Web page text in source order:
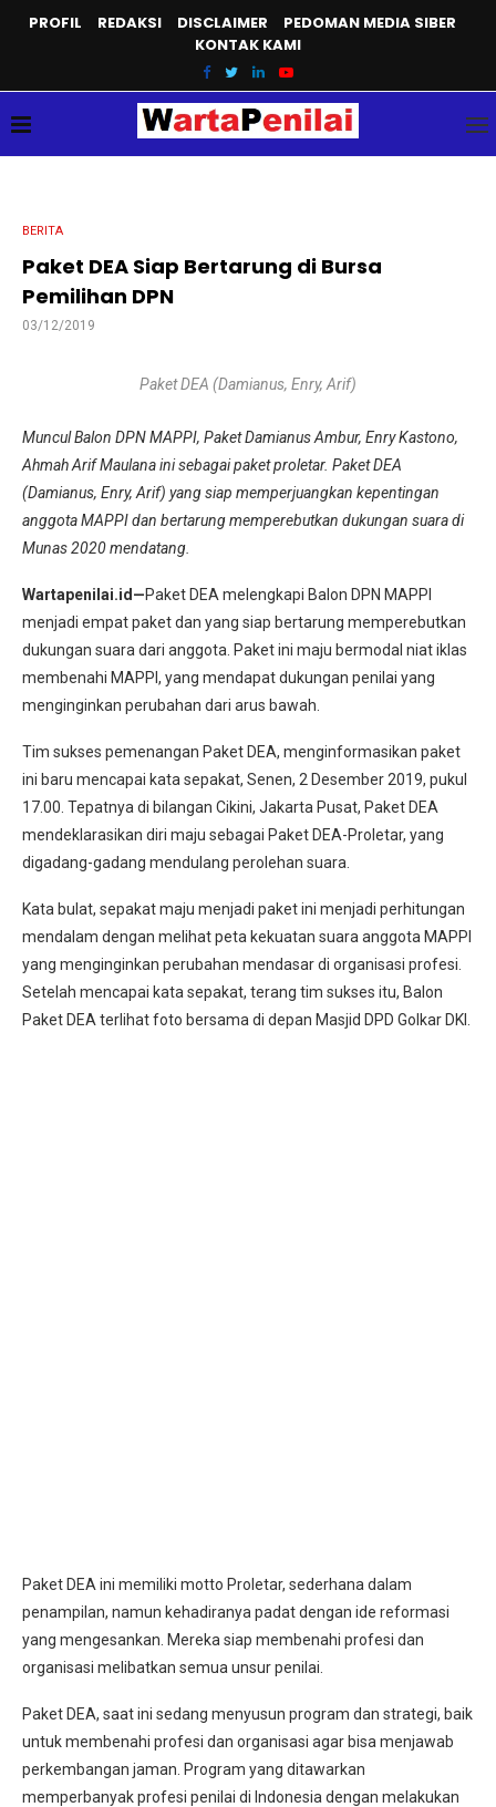
PROFIL REDAKSI DISCLAIMER
PEDOMAN MEDIA SIBER
KONTAK KAMI
BERITA
Paket DEA Siap Bertarung di Bursa
Pemilihan DPN
03/12/2019
Paket DEA (Damianus, Enry, Arif)
Muncul Balon DPN MAPPI, Paket Damianus Ambur, Enry Kastono,
Ahmah Arif Maulana ini sebagai paket proletar. Paket DEA
(Damianus, Enry, Arif) yang siap memperjuangkan kepentingan
anggota MAPPI dan bertarung memperebutkan dukungan suara di
Munas 2020 mendatang.
Wartapenilai.id—Paket DEA melengkapi Balon DPN MAPPI
menjadi empat paket dan yang siap bertarung memperebutkan
dukungan suara dari anggota. Paket ini maju bermodal niat iklas
membenahi MAPPI, yang mendapat dukungan penilai yang
menginginkan perubahan dari arus bawah.
Tim sukses pemenangan Paket DEA, menginformasikan paket
ini baru mencapai kata sepakat, Senen, 2 Desember 2019, pukul
17.00. Tepatnya di bilangan Cikini, Jakarta Pusat, Paket DEA
mendeklarasikan diri maju sebagai Paket DEA-Proletar, yang
digadang-gadang mendulang perolehan suara.
Kata bulat, sepakat maju menjadi paket ini menjadi perhitungan
mendalam dengan melihat peta kekuatan suara anggota MAPPI
yang menginginkan perubahan mendasar di organisasi profesi.
Setelah mencapai kata sepakat, terang tim sukses itu, Balon
Paket DEA terlihat foto bersama di depan Masjid DPD Golkar DKI.
Paket DEA ini memiliki motto Proletar, sederhana dalam
penampilan, namun kehadiranya padat dengan ide reformasi
yang mengesankan. Mereka siap membenahi profesi dan
organisasi melibatkan semua unsur penilai.
Paket DEA, saat ini sedang menyusun program dan strategi, baik
untuk membenahi profesi dan organisasi agar bisa menjawab
perkembangan jaman. Program yang ditawarkan
memperbanyak profesi penilai di Indonesia dengan melakukan